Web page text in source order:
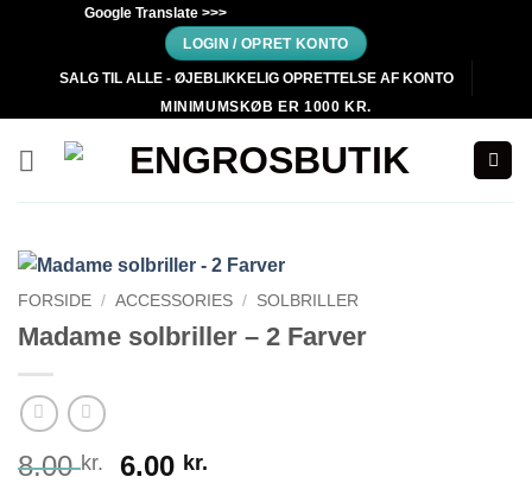
indhold
Google Translate >>>
LOGIN / OPRET KONTO
SALG TIL ALLE - ØJEBLIKKELIG OPRETTELSE AF KONTO
MINIMUMSKØB ER 1000 KR.
FORSIDE / ACCESSORIES / SOLBRILLER
Madame solbriller – 2 Farver
8.00kr.
Den
6.00 kr.